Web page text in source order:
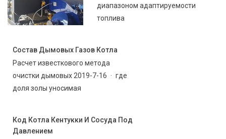
диапазоном адаптируемости
топлива
Состав Дымовых Газов Котла
Расчет известкового метода
очистки дымовых 2019-7-16 · где
доля золы уносимая
Код Котла Кентукки И Сосуда Под
Давлением